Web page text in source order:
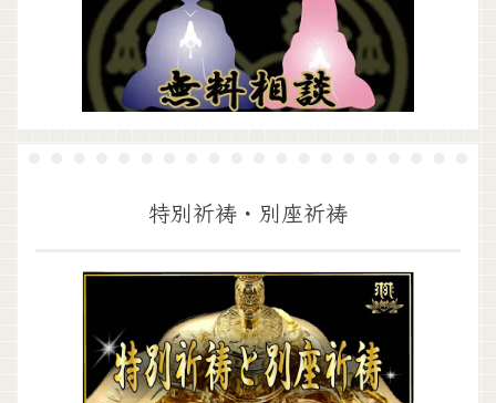
特別祈祷・別座祈祷